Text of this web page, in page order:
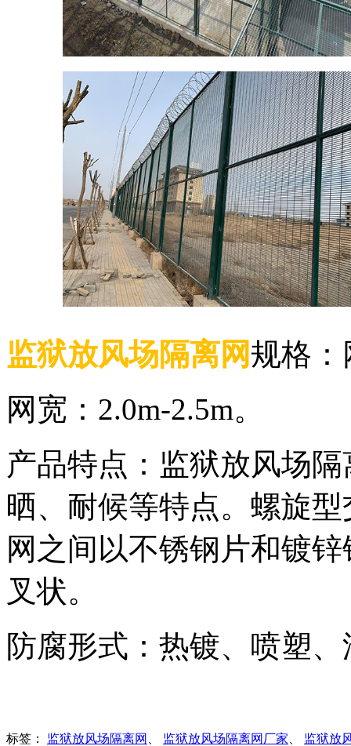
监狱放风场隔离网规格：
网宽：2.0m-2.5m。
产品特点：监狱放风场
晒、耐候等特点。螺旋
网之间以不锈钢片和镀
叉状。
防腐形式：热镀、喷塑
标签： 监狱放风场隔离网 、 监狱放风场隔离网厂家、 监狱放